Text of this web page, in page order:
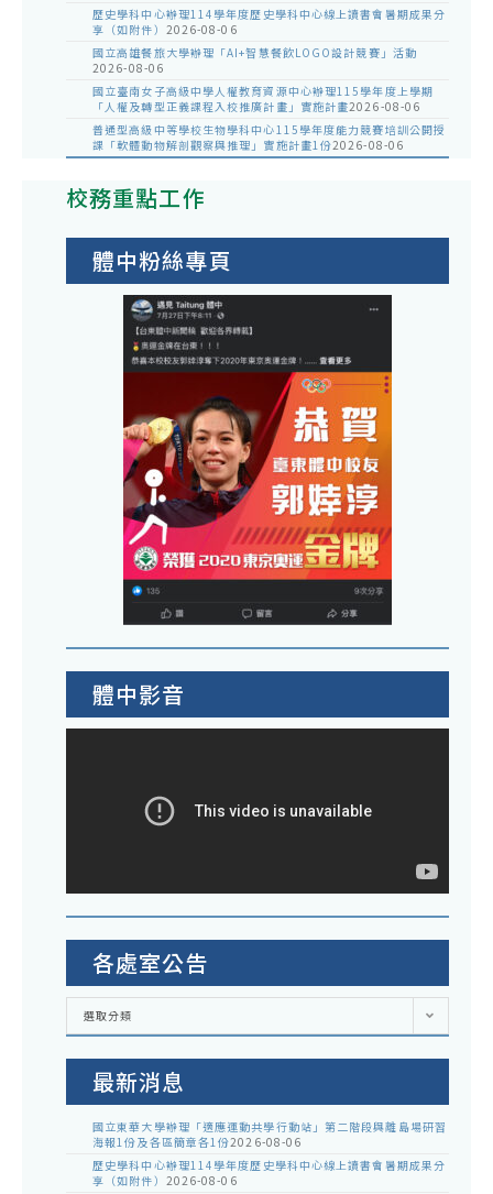
歷史學科中心辦理114學年度歷史學科中心線上讀書會暑期成果分
享（如附件） 2026-08-06
國立高雄餐旅大學辦理「AI+智慧餐飲LOGO設計競賽」活動
2026-08-06
國立臺南女子高級中學人權教育資源中心辦理115學年度上學期
「人權及轉型正義課程入校推廣計畫」實施計畫2026-08-06
普通型高級中等學校生物學科中心115學年度能力競賽培訓公開授
課「軟體動物解剖觀察與推理」實施計畫1份2026-08-06
校務重點工作
體中粉絲專頁
體中影音
各處室公告
各
室
選取分類
最新消息
國立東華大學辦理「適應運動共學行動站」第二階段與離島場研習
海報1份及各區簡章各1份2026-08-06
歷史學科中心辦理114學年度歷史學科中心線上讀書會暑期成果分
享（如附件） 2026-08-06